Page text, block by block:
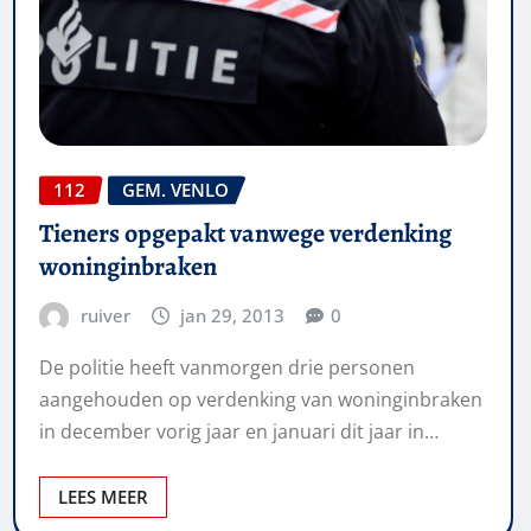
112 GEM. VENLO
Tieners opgepakt vanwege verdenking
woninginbraken
ruiver jan 29, 2013 0
De politie heeft vanmorgen drie personen
aangehouden op verdenking van woninginbraken
in december vorig jaar en januari dit jaar in…
LEES MEER